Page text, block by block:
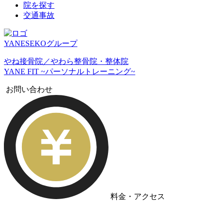
院を探す
交通事故
YANESEKOグループ
やね接骨院／やわら整骨院・整体院
YANE FIT ~パーソナルトレーニング~
お問い合わせ
料金・アクセス